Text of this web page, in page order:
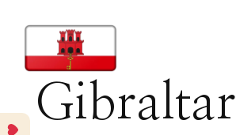
Gibraltar